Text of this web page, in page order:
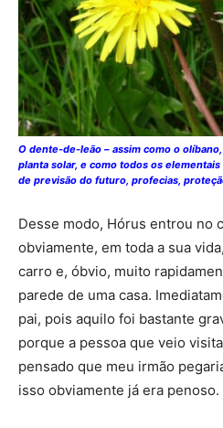
O dente-de-leão – assim como o
planta solar, e como todos os
de previsão do futuro, profecias,
Desse modo, Hórus entrou no
obviamente, em toda a sua
carro e, óbvio, muito
parede de uma casa.
pai, pois aquilo foi bastante
porque a pessoa que veio
pensado que meu irmão
isso obviamente já era penoso.